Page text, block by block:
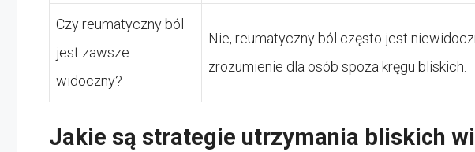
Czy reumatyczny ból
jest zawsze
widoczny?
Nie, reumatyczny ból często jest
zrozumienie dla osób spoza kręgu bliskich.
Jakie są strategie utrzymania bliskich